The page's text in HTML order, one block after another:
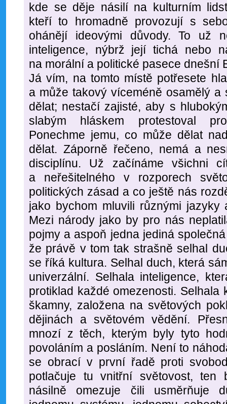
kde se děje násilí na kulturním
kteří to hromadně provozují s
ohánějí ideovými důvody. To už
inteligence, nýbrž její tichá nebo
na morální a politické pasece dnešní
Já vím, na tomto místě potřesete
a může takový víceméně osamělý a
dělat; nestačí zajisté, aby s
slabým hláskem protestoval
Ponechme jemu, co může dělat
dělat. Záporně řečeno, nemá a
disciplínu. Už začínáme všichni
a neřešitelného v rozporech
politických zásad a co ještě nás
jako bychom mluvili různými
Mezi národy jako by pro nás
pojmy a aspoň jedna jediná
že právě v tom tak strašně selhal
se říká kultura. Selhal duch, která
univerzální. Selhala inteligence,
protiklad každé omezenosti. Selhala
škamny, založena na světových
dějinách a světovém vědění.
mnozí z těch, kterým byly tyto
povoláním a posláním. Není to
se obrací v první řadě proti
potlačuje tu vnitřní světovost, ten
násilně omezuje čili usměrňuje